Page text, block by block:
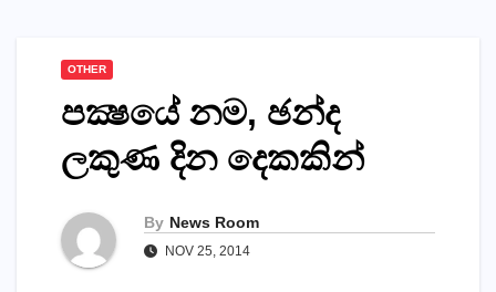
OTHER
පක්‍ෂයේ නම, ඡන්ද
ලකුණ දින දෙකකින්
By News Room
NOV 25, 2014